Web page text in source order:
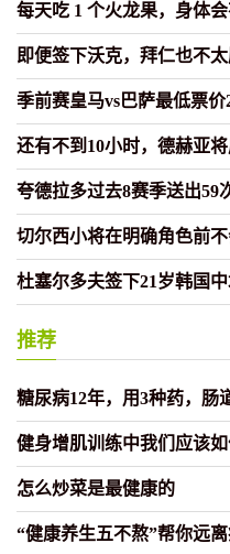
每天吃 1 个火龙果，身体
即便签下沃克，拜仁也不
季前赛皇马vs巴萨最低票价
还有不到10小时，德赫亚
夸德拉多过去8赛季送出59
切尔西小将在明确角色前
杜塞尔多夫签下21岁韩国
推荐
糖尿病12年，用3种药，肠
健身增肌训练中我们应该如
怎么炒菜是最健康的
“健康养生五不熬”帮你远